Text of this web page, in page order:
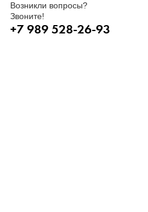
Возникли вопросы?
Звоните!
+7 989 528-26-93